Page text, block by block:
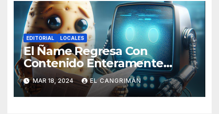
EDITORIAL LOCALES
El Ñame Regresa Con
Contenido Enteramente
Generado Por Inteligencia
Artificial
MAR 18, 2024 EL CANGRIMÁN